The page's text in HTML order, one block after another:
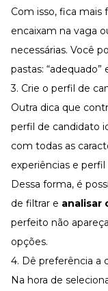
Com isso, fica mais
encaixam na vaga
necessárias. Você
pastas: “adequado”
3. Crie o perfil de
Outra dica que
perfil de candidato
com todas as
experiências e
Dessa forma, é
de filtrar e analisar
perfeito não
opções.
4. Dê preferência a
Na hora de